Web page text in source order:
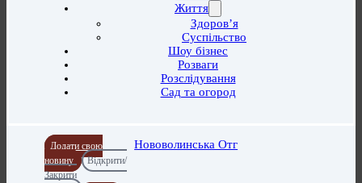
Життя
Здоров’я
Суспільство
Шоу бізнес
Розваги
Розслідування
Сад та огород
Додати свою
новину
Відкрити/
Закрити
Нововолинська Отг